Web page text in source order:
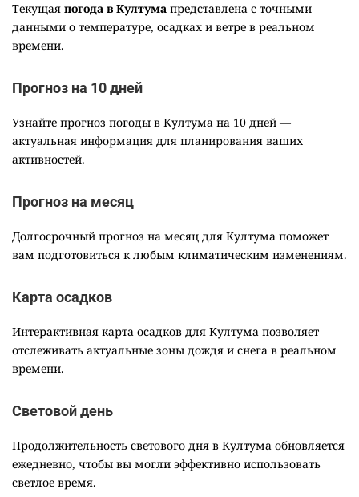
Текущая погода в Култума представлена с точными
данными о температуре, осадках и ветре в реальном
времени.
Прогноз на 10 дней
Узнайте прогноз погоды в Култума на 10 дней —
актуальная информация для планирования ваших
активностей.
Прогноз на месяц
Долгосрочный прогноз на месяц для Култума поможет
вам подготовиться к любым климатическим изменениям.
Карта осадков
Интерактивная карта осадков для Култума позволяет
отслеживать актуальные зоны дождя и снега в реальном
времени.
Световой день
Продолжительность светового дня в Култума обновляется
ежедневно, чтобы вы могли эффективно использовать
светлое время.